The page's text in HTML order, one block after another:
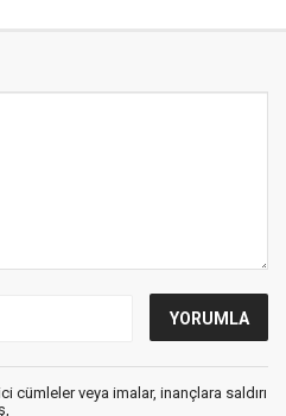
cümleler veya imalar, inançlara saldırı